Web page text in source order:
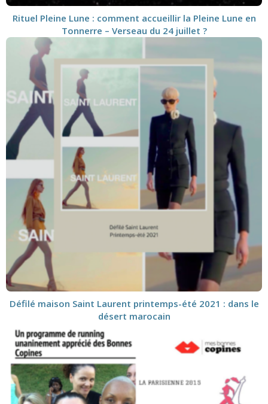
Rituel Pleine Lune : comment accueillir la Pleine Lune en
Tonnerre – Verseau du 24 juillet ?
Défilé maison Saint Laurent printemps-été 2021 : dans le
désert marocain